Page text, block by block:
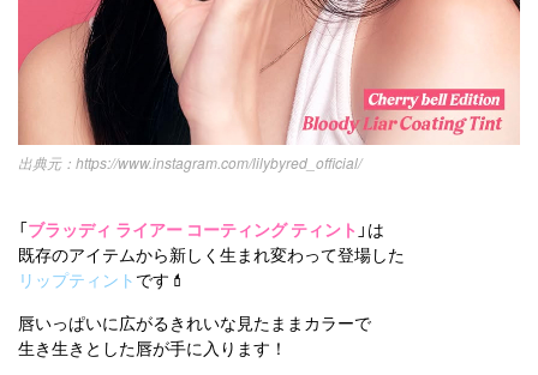
https://www.instagram.com/lilybyred_official/
「ブラッディ ライアー コーティング ティント 」は
既存のアイテムから新しく生まれ変わって登場した
リップティント です💄
唇いっぱいに広がるきれいな見たままカラーで
生き生きとした唇が手に入ります！